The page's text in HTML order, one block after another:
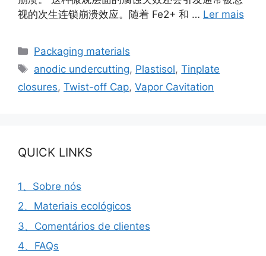
视的次生连锁崩溃效应。随着 Fe2+ 和 … Ler mais
Categorias
Packaging materials
Etiquetas
anodic undercutting, Plastisol,Tinplate
closures, Twist-off Cap, Vapor Cavitation
QUICK LINKS
1、Sobre nós
2、Materiais ecológicos
3、Comentários de clientes
4、FAQs